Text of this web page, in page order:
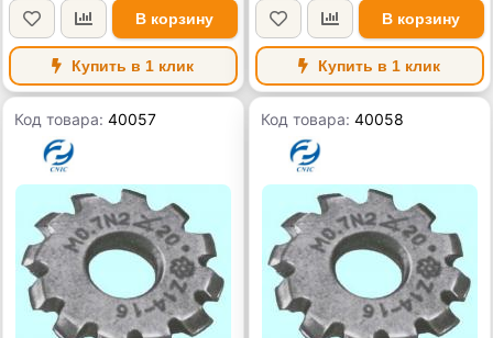
В корзину
Купить в 1 клик
В корзину
Купить в 1 клик
Код товара:40057 Код товара:40058